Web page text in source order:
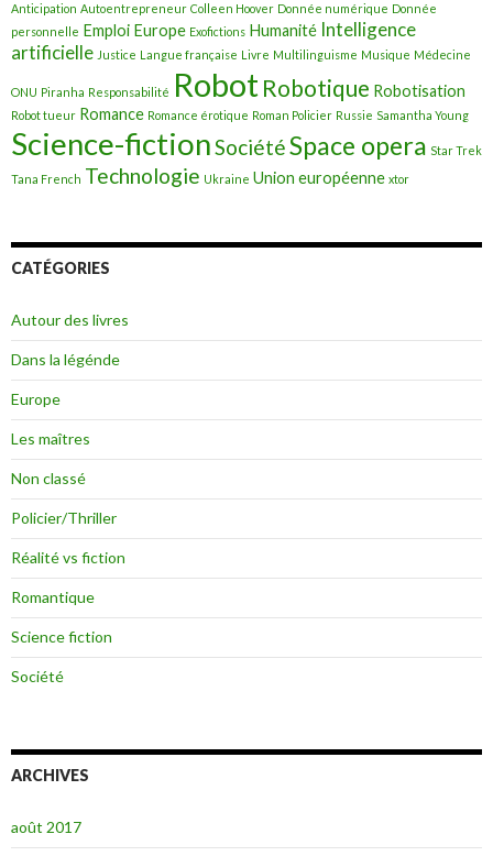
Anticipation Autoentrepreneur Colleen Hoover Donnée numérique Donnée
personnelle Emploi Europe Exofictions Humanité Intelligence
artificielle Justice Langue française Livre Multilinguisme Musique Médecine
ONU Piranha Responsabilité Robot Robotique Robotisation
Robot tueur Romance Romance érotique Roman Policier Russie Samantha Young
Science-fictionSociétéSpace opera Star Trek
Tana French Technologie Ukraine Union européenne xtor
CATÉGORIES
Autour des livres
Dans la légénde
Europe
Les maîtres
Non classé
Policier/Thriller
Réalité vs fiction
Romantique
Science fiction
Société
ARCHIVES
août 2017